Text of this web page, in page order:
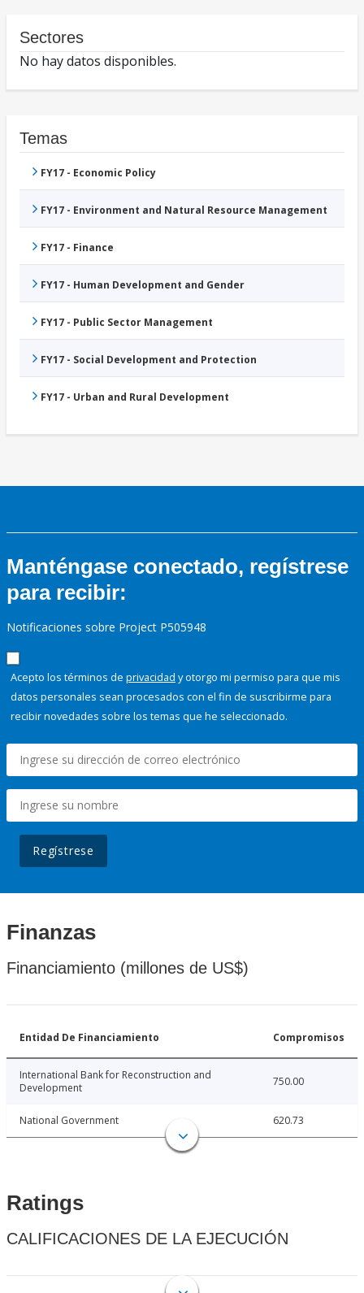
Sectores
No hay datos disponibles.
Temas
FY17 - Economic Policy
FY17 - Environment and Natural Resource Management
FY17 - Finance
FY17 - Human Development and Gender
FY17 - Public Sector Management
FY17 - Social Development and Protection
FY17 - Urban and Rural Development
Manténgase conectado, regístrese
para recibir:
Notificaciones sobre Project P505948
Acepto los términos de privacidad y otorgo mi permiso para que mis
datos personales sean procesados con el fin de suscribirme para
recibir novedades sobre los temas que he seleccionado.
Regístrese
Finanzas
Financiamiento (millones de US$)
Entidad De Financiamiento Compromisos
International Bank for Reconstruction and
Development
750.00
National Government 620.73
Ratings
CALIFICACIONES DE LA EJECUCIÓN